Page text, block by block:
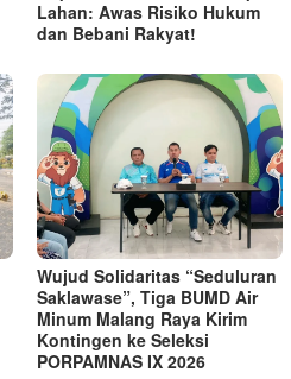
Lahan: Awas Risiko Hukum
dan Bebani Rakyat!
Wujud Solidaritas “Seduluran
Saklawase”, Tiga BUMD Air
Minum Malang Raya Kirim
Kontingen ke Seleksi
PORPAMNAS IX 2026